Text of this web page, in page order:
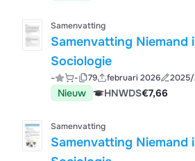
Samenvatting
Samenvatting Niemand
Sociologie
- - 79 februari 2026
Nieuw HNWDS€7,66
Samenvatting
Samenvatting Niemand